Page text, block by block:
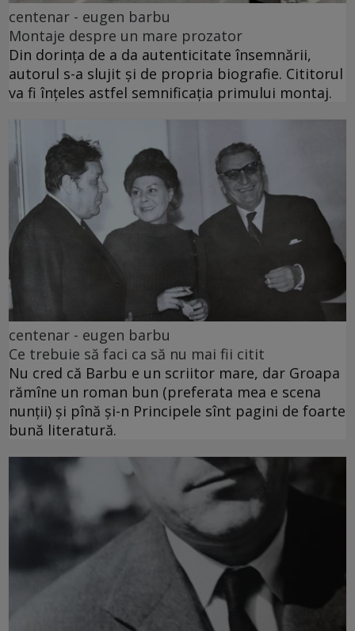
centenar - eugen barbu
Montaje despre un mare prozator
Din dorința de a da autenticitate însemnării,
autorul s-a slujit și de propria biografie. Cititorul
va fi înțeles astfel semnificația primului montaj.
centenar - eugen barbu
Ce trebuie să faci ca să nu mai fii citit
Nu cred că Barbu e un scriitor mare, dar Groapa
rămîne un roman bun (preferata mea e scena
nunții) și pînă și-n Principele sînt pagini de foarte
bună literatură.